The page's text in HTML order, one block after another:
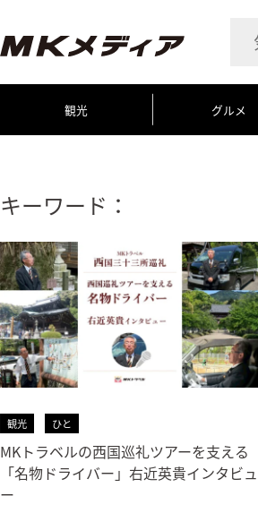
観光 グルメ
キーワード：
観光 ひと
MKトラベルの西国巡礼ツアーを支える
「名物ドライバー」右近英貴インタビュ
ー